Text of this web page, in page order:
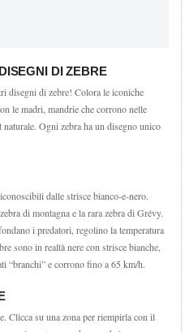
DI ZEBRE
disegni di zebre! Colora le iconiche
le madri, mandrie che corrono nelle
naturale. Ogni zebra ha un disegno unico
dalle strisce bianco-e-nero.
di montagna e la rara zebra di Grévy.
i predatori, regolino la temperatura
sono in realtà nere con strisce bianche,
“branchi” e corrono fino a 65 km/h.
Clicca su una zona per riempirla con il